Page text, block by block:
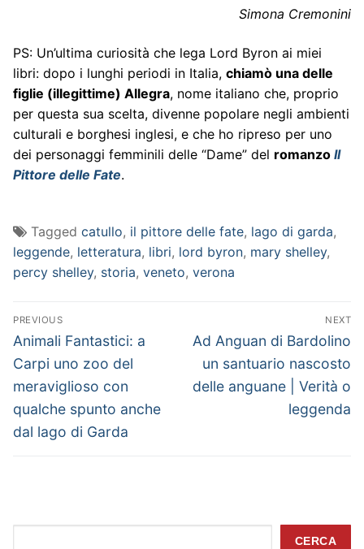
Simona Cremonini
PS: Un’ultima curiosità che lega Lord Byron ai miei
libri: dopo i lunghi periodi in Italia, chiamò una delle
figlie (illegittime) Allegra, nome italiano che, proprio
per questa sua scelta, divenne popolare negli ambienti
culturali e borghesi inglesi, e che ho ripreso per uno
dei personaggi femminili delle “Dame” del romanzo Il
Pittore delle Fate.
Tagged catullo, il pittore delle fate, lago di garda,
leggende, letteratura, libri, lord byron, mary shelley,
percy shelley, storia, veneto, verona
Navigazione
articoli
PREVIOUS
Previous
post:
Animali Fantastici: a
Carpi uno zoo del
meraviglioso con
qualche spunto anche
dal lago di Garda
NEXT
Next
post:
Ad Anguan di Bardolino
un santuario nascosto
delle anguane | Verità o
leggenda
CERCA